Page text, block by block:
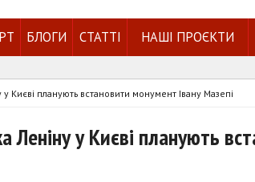
БЛОГИ СТАТТІ НАШІ ПРОЄКТИ
Києві планують встановити монумент Івану Мазепі
Леніну у Києві планують